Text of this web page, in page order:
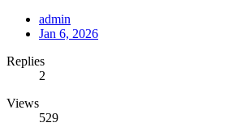
admin
Jan 6, 2026
Replies
2
Views
529